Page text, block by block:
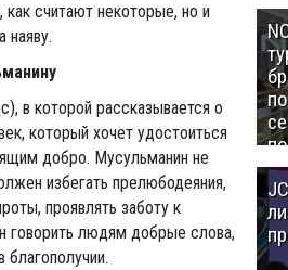
считают некоторые, но и
наяву.
в которой рассказывается о
который хочет удостоиться
добро. Мусульманин не
избегать прелюбодеяния,
проявлять заботу к
говорить людям добрые слова,